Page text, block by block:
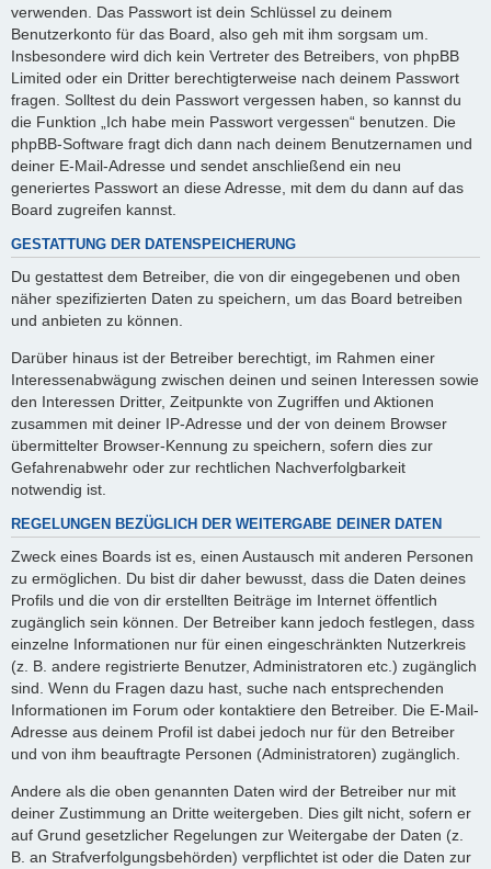
verwenden. Das Passwort ist dein Schlüssel zu deinem
Benutzerkonto für das Board, also geh mit ihm sorgsam um.
Insbesondere wird dich kein Vertreter des Betreibers, von phpBB
Limited oder ein Dritter berechtigterweise nach deinem Passwort
fragen. Solltest du dein Passwort vergessen haben, so kannst du
die Funktion „Ich habe mein Passwort vergessen“ benutzen. Die
phpBB-Software fragt dich dann nach deinem Benutzernamen und
deiner E-Mail-Adresse und sendet anschließend ein neu
generiertes Passwort an diese Adresse, mit dem du dann auf das
Board zugreifen kannst.
GESTATTUNG DER DATENSPEICHERUNG
Du gestattest dem Betreiber, die von dir eingegebenen und oben
näher spezifizierten Daten zu speichern, um das Board betreiben
und anbieten zu können.
Darüber hinaus ist der Betreiber berechtigt, im Rahmen einer
Interessenabwägung zwischen deinen und seinen Interessen sowie
den Interessen Dritter, Zeitpunkte von Zugriffen und Aktionen
zusammen mit deiner IP-Adresse und der von deinem Browser
übermittelter Browser-Kennung zu speichern, sofern dies zur
Gefahrenabwehr oder zur rechtlichen Nachverfolgbarkeit
notwendig ist.
REGELUNGEN BEZÜGLICH DER WEITERGABE DEINER DATEN
Zweck eines Boards ist es, einen Austausch mit anderen Personen
zu ermöglichen. Du bist dir daher bewusst, dass die Daten deines
Profils und die von dir erstellten Beiträge im Internet öffentlich
zugänglich sein können. Der Betreiber kann jedoch festlegen, dass
einzelne Informationen nur für einen eingeschränkten Nutzerkreis
(z. B. andere registrierte Benutzer, Administratoren etc.) zugänglich
sind. Wenn du Fragen dazu hast, suche nach entsprechenden
Informationen im Forum oder kontaktiere den Betreiber. Die E-Mail-
Adresse aus deinem Profil ist dabei jedoch nur für den Betreiber
und von ihm beauftragte Personen (Administratoren) zugänglich.
Andere als die oben genannten Daten wird der Betreiber nur mit
deiner Zustimmung an Dritte weitergeben. Dies gilt nicht, sofern er
auf Grund gesetzlicher Regelungen zur Weitergabe der Daten (z.
B. an Strafverfolgungsbehörden) verpflichtet ist oder die Daten zur